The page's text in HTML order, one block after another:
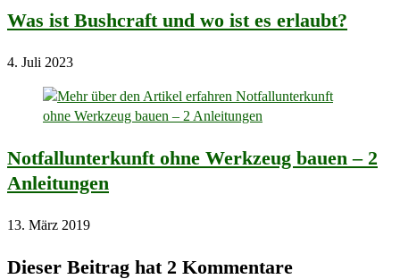
Was ist Bushcraft und wo ist es erlaubt?
4. Juli 2023
Notfallunterkunft ohne Werkzeug bauen – 2
Anleitungen
13. März 2019
Dieser Beitrag hat 2 Kommentare